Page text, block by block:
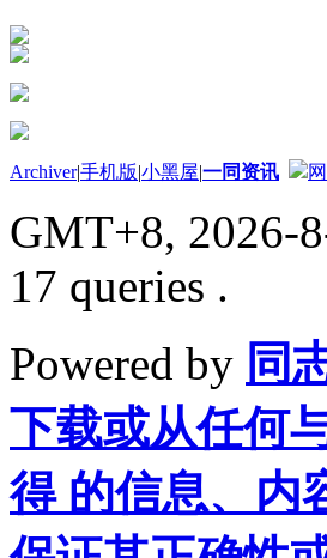
Archiver|手机版|小黑屋|一同资讯
GMT+8, 2026-
17 queries .
Powered by 同
下载或从任何
得 的信息、内